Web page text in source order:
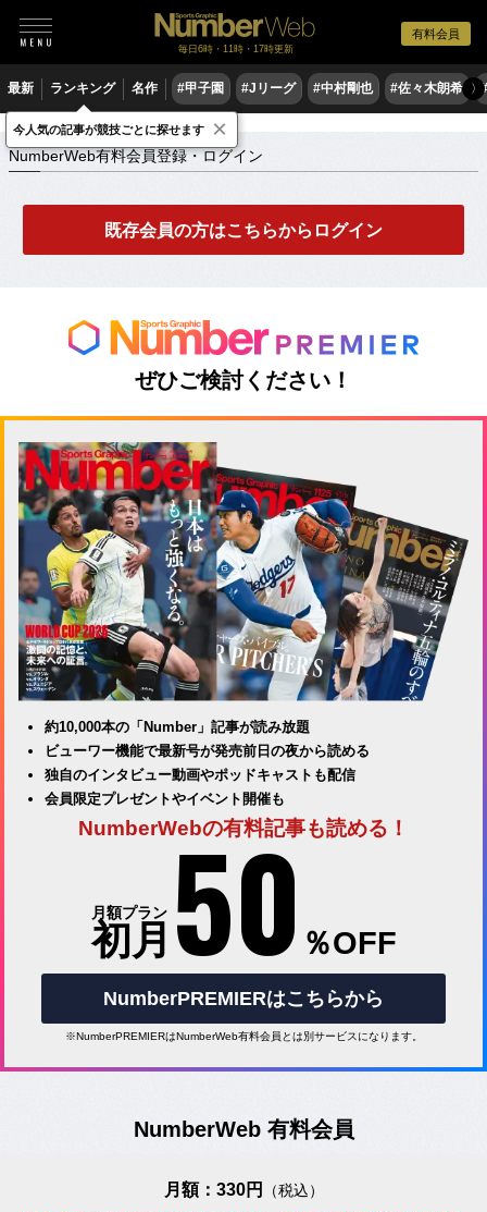
有料会員
毎日6時・11時・17時更新
最新 ランキング 名作 #甲子園 #Jリーグ #中村剛也 #佐々木朗希 〉
NumberWeb有料会員登録・ログイン
NumberWeb有料会員登録・ログイン
既存会員の方はこちらからログイン
ぜひご検討ください！
約10,000本の「Number」記事が読み放題
ビューワー機能で最新号が発売前日の夜から読める
独自のインタビュー動画やポッドキャストも配信
会員限定プレゼントやイベント開催も
NumberWebの有料記事も読める！
月額プラン
初月 50 ％OFF
NumberPREMIERはこちらから
※NumberPREMIERはNumberWeb有料会員とは別サービスになります。
NumberWeb 有料会員
月額：330円 （税込）
今人気の記事が競技ごとに探せます ×